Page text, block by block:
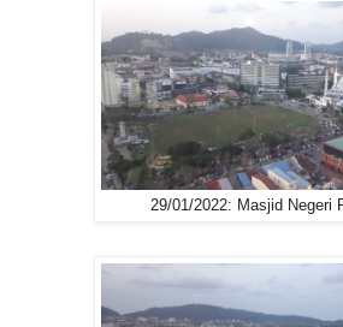
29/01/2022: Masjid Negeri